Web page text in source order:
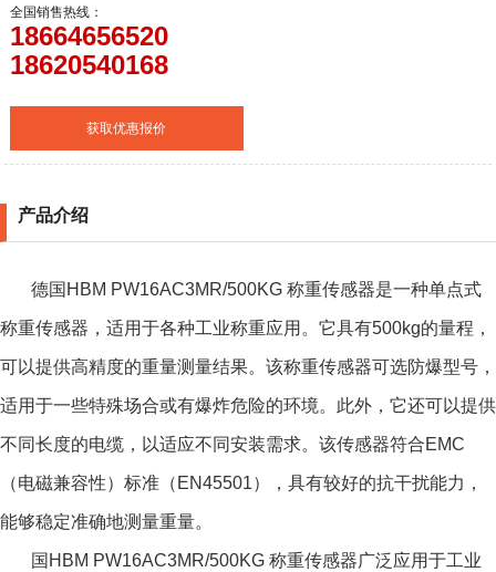
全国销售热线：
18664656520
18620540168
获取优惠报价
产品介绍
德国HBM PW16AC3MR/500KG 称重传感器是一种单点式
称重传感器，适用于各种工业称重应用。它具有500kg的量程，
可以提供高精度的重量测量结果。该称重传感器可选防爆型号，
适用于一些特殊场合或有爆炸危险的环境。此外，它还可以提供
不同长度的电缆，以适应不同安装需求。该传感器符合EMC
（电磁兼容性）标准（EN45501），具有较好的抗干扰能力，
能够稳定准确地测量重量。
国HBM PW16AC3MR/500KG 称重传感器广泛应用于工业